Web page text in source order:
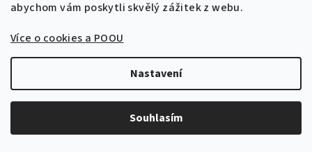
abychom vám poskytli skvělý zážitek z webu.
Více o cookies a POOU
Nastavení
Souhlasím
299 Kč
Skladem
Průměrné
hodnocení
Do košíku
Přihlásit se k odběru
Zásady zpracování osobních údajů